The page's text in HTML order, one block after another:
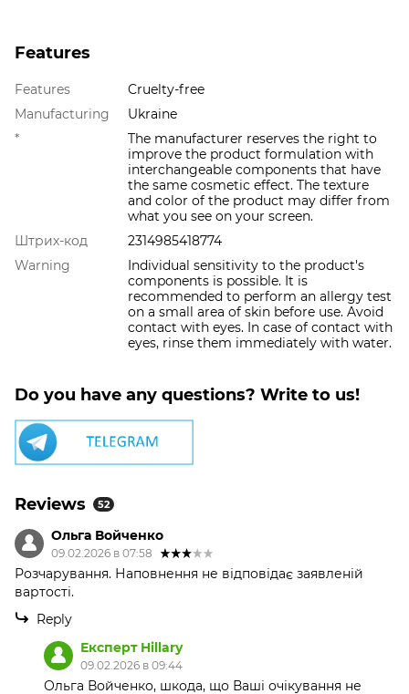
Features
Features
Cruelty-free
Manufacturing
Ukraine
*
The manufacturer reserves the right to
improve the product formulation with
interchangeable components that have
the same cosmetic effect. The texture
and color of the product may differ from
what you see on your screen.
Штрих-код
2314985418774
Warning
Individual sensitivity to the product's
components is possible. It is
recommended to perform an allergy test
on a small area of skin before use. Avoid
contact with eyes. In case of contact with
eyes, rinse them immediately with water.
Do you have any questions? Write to us!
Reviews 52
Ольга Войченко
09.02.2026 в 07:58
Розчарування. Наповнення не відповідає заявленій
вартості.
Reply
Експерт Hillary
09.02.2026 в 09:44
Ольга Войченко, шкода, що Ваші очікування не